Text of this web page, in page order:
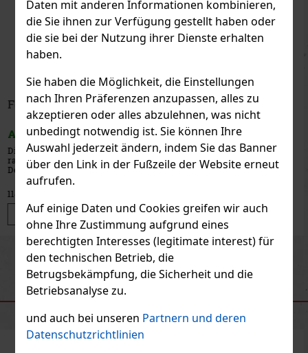
Daten mit anderen Informationen kombinieren,
die Sie ihnen zur Verfügung gestellt haben oder
die sie bei der Nutzung ihrer Dienste erhalten
haben.
Sie haben die Möglichkeit, die Einstellungen
nach Ihren Präferenzen anzupassen, alles zu
akzeptieren oder alles abzulehnen, was nicht
unbedingt notwendig ist. Sie können Ihre
Auswahl jederzeit ändern, indem Sie das Banner
über den Link in der Fußzeile der Website erneut
aufrufen.
Auf einige Daten und Cookies greifen wir auch
ohne Ihre Zustimmung aufgrund eines
berechtigten Interesses (legitimate interest) für
den technischen Betrieb, die
Betrugsbekämpfung, die Sicherheit und die
Betriebsanalyse zu.
und auch bei unseren Partnern und deren
Datenschutzrichtlinien
Fossil ES5247 Damenuhr
AUF LAGER(1 st)
Damen-Ringuhr Fossil ES5247 ist eine originelle Kombination aus
Ring und Uhr in einem – das ideale Accessoire für Frauen, die
etwas Ausgefallenes und Stilvolles suchen. In Roségold mit einem
zarten Zifferblatt und Sonnenmuster fällt diese Uhr auf den
86.78
Bestellen
Previous
EMPFOHLENE PRODUKTE